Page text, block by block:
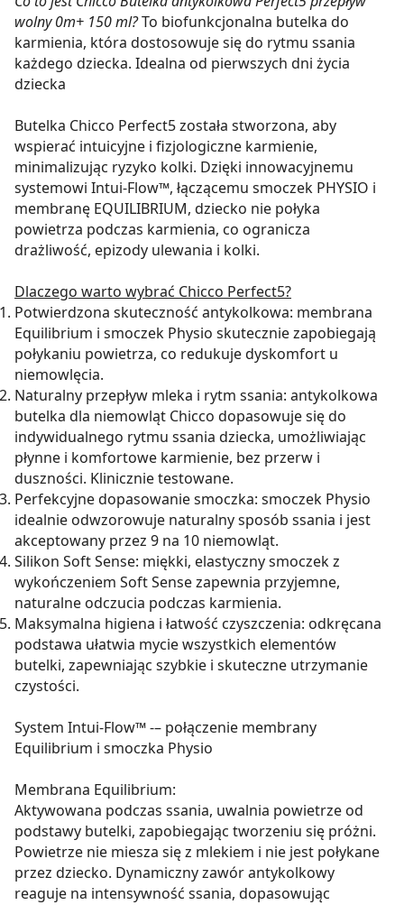
wolny 0m+ 150 ml?To biofunkcjonalna butelka do
karmienia, która dostosowuje się do rytmu ssania
każdego dziecka. Idealna od pierwszych dni życia
dziecka
Butelka Chicco Perfect5 została stworzona, aby
wspierać intuicyjne i fizjologiczne karmienie,
minimalizując ryzyko kolki. Dzięki innowacyjnemu
systemowi Intui-Flow™, łączącemu smoczek PHYSIO i
membranę EQUILIBRIUM, dziecko nie połyka
powietrza podczas karmienia, co ogranicza
drażliwość, epizody ulewania i kolki.
Dlaczego warto wybrać Chicco Perfect5?
Potwierdzona skuteczność antykolkowa: membrana
Equilibrium i smoczek Physio skutecznie zapobiegają
połykaniu powietrza, co redukuje dyskomfort u
niemowlęcia.
Naturalny przepływ mleka i rytm ssania: antykolkowa
butelka dla niemowląt Chicco dopasowuje się do
indywidualnego rytmu ssania dziecka, umożliwiając
płynne i komfortowe karmienie, bez przerw i
duszności. Klinicznie testowane.
Perfekcyjne dopasowanie smoczka: smoczek Physio
idealnie odwzorowuje naturalny sposób ssania i jest
akceptowany przez 9 na 10 niemowląt.
Silikon Soft Sense: miękki, elastyczny smoczek z
wykończeniem Soft Sense zapewnia przyjemne,
naturalne odczucia podczas karmienia.
Maksymalna higiena i łatwość czyszczenia: odkręcana
podstawa ułatwia mycie wszystkich elementów
butelki, zapewniając szybkie i skuteczne utrzymanie
czystości.
System Intui-Flow™ -– połączenie membrany
Equilibrium i smoczka Physio
Membrana Equilibrium:
Aktywowana podczas ssania, uwalnia powietrze od
podstawy butelki, zapobiegając tworzeniu się próżni.
Powietrze nie miesza się z mlekiem i nie jest połykane
przez dziecko. Dynamiczny zawór antykolkowy
reaguje na intensywność ssania, dopasowując